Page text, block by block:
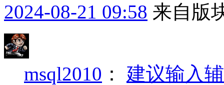
2024-08-21 09:58 来自版
msql2010 ： 建议输入